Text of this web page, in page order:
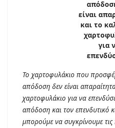
Το χαρτοφυλάκιο που
απόδοση δεν είναι
χαρτοφυλάκιο για να
απόδοση και τον επενδυτικό
μπορούμε να συγκρίνουμε τις